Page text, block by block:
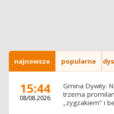
najnowsze popularne
15:44
08/08.2026
Gmina Dywity.
trzema
„zygzakiem” i